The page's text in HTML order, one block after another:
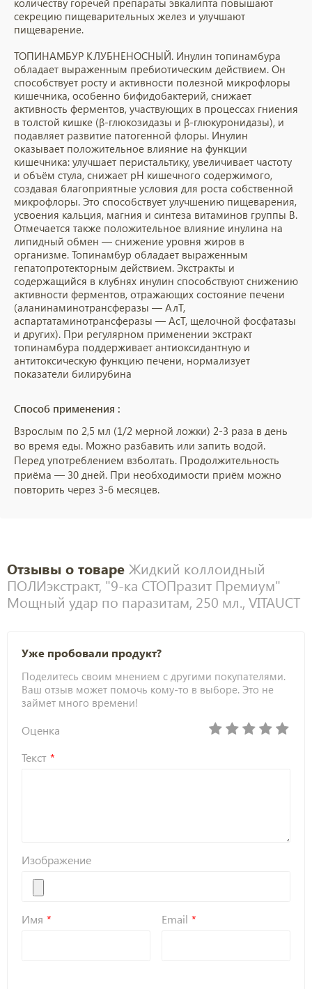
количеству горечей препараты эвкалипта повышают
секрецию пищеварительных желез и улучшают
пищеварение.
ТОПИНАМБУР КЛУБНЕНОСНЫЙ. Инулин топинамбура
обладает выраженным пребиотическим действием. Он
способствует росту и активности полезной микрофлоры
кишечника, особенно бифидобактерий, снижает
активность ферментов, участвующих в процессах гниения
в толстой кишке (β-глюкозидазы и β-глюкуронидазы), и
подавляет развитие патогенной флоры. Инулин
оказывает положительное влияние на функции
кишечника: улучшает перистальтику, увеличивает частоту
и объём стула, снижает pH кишечного содержимого,
создавая благоприятные условия для роста собственной
микрофлоры. Это способствует улучшению пищеварения,
усвоения кальция, магния и синтеза витаминов группы B.
Отмечается также положительное влияние инулина на
липидный обмен — снижение уровня жиров в
организме. Топинамбур обладает выраженным
гепатопротекторным действием. Экстракты и
содержащийся в клубнях инулин способствуют снижению
активности ферментов, отражающих состояние печени
(аланинаминотрансферазы — АлТ,
аспартатаминотрансферазы — АсТ, щелочной фосфатазы
и других). При регулярном применении экстракт
топинамбура поддерживает антиоксидантную и
антитоксическую функцию печени, нормализует
показатели билирубина
Способ применения :
Взрослым по 2,5 мл (1/2 мерной ложки) 2-3 раза в день
во время еды. Можно разбавить или запить водой.
Перед употреблением взболтать. Продолжительность
приёма — 30 дней. При необходимости приём можно
повторить через 3-6 месяцев.
Отзывы о товаре Жидкий коллоидный
ПОЛИэкстракт, "9-ка СТОПразит Премиум"
Мощный удар по паразитам, 250 мл., VITAUCT
Уже пробовали продукт?
Поделитесь своим мнением с другими покупателями.
Ваш отзыв может помочь кому-то в выборе. Это не
займет много времени!
Оценка
Текст
Изображение
Имя Email